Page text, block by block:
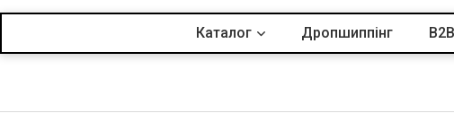
Каталог Дропшиппінг B2B